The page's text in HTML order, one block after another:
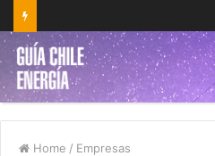
Home / Empresas